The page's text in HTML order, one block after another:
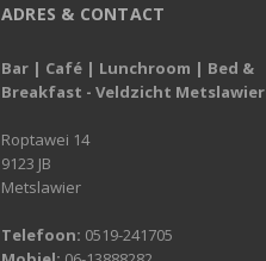
ADRES & CONTACT
Bar | Café | Lunchroom | Bed &
Breakfast - Veldzicht Metslawier
Roptawei 14
9123 JB
Metslawier
Telefoon: 0519-241705